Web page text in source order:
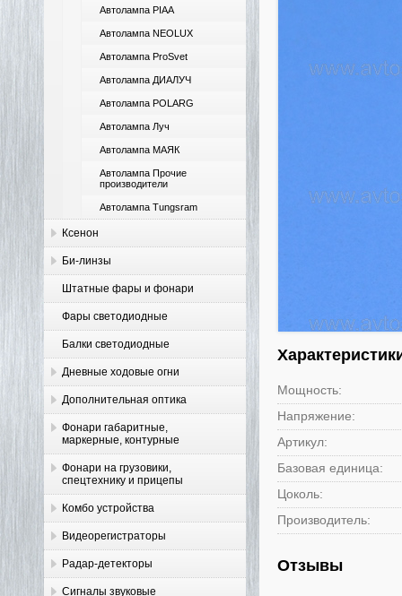
Автолампа PIAA
Автолампа NEOLUX
Автолампа ProSvet
Автолампа ДИАЛУЧ
Автолампа POLARG
Автолампа Луч
Автолампа МАЯК
Автолампа Прочие
производители
Автолампа Tungsram
Ксенон
Би-линзы
Штатные фары и фонари
Фары светодиодные
Балки светодиодные
Дневные ходовые огни
Дополнительная оптика
Фонари габаритные,
маркерные, контурные
Фонари на грузовики,
спецтехнику и прицепы
Комбо устройства
Видеорегистраторы
Радар-детекторы
Сигналы звуковые
Мощность:
Напряжение:
Артикул:
Базовая единица:
Цоколь:
Производитель:
Отзывы